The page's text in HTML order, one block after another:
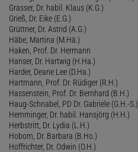
Grasser, Dr. habil. Klaus (K.G.)
Grieß, Dr. Eike (E.G.)
Grüttner, Dr. Astrid (A.G.)
Häbe, Martina (M.Hä.)
Haken, Prof. Dr. Hermann
Hanser, Dr. Hartwig (H.Ha.)
Harder, Deane Lee (D.Ha.)
Hartmann, Prof. Dr. Rüdiger (R.H.)
Hassenstein, Prof. Dr. Bernhard (B.H.)
Haug-Schnabel, PD Dr. Gabriele (G.H.-S.)
Hemminger, Dr. habil. Hansjörg (H.H.)
Herbstritt, Dr. Lydia (L.H.)
Hobom, Dr. Barbara (B.Ho.)
Hoffrichter, Dr. Odwin (O.H.)